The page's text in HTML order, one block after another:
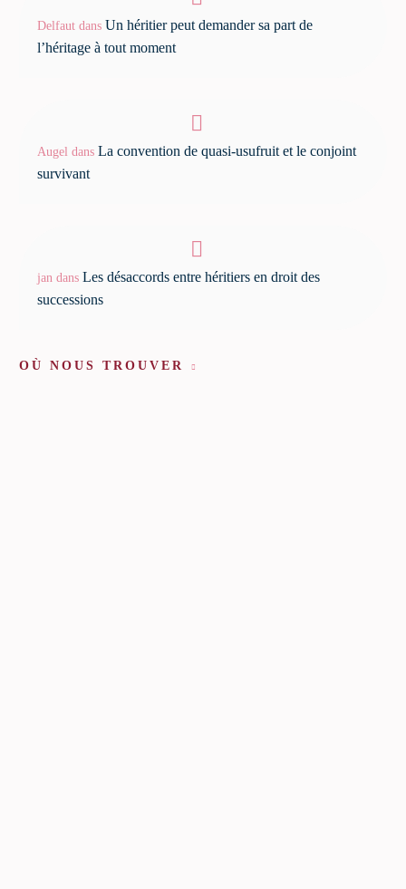
Delfaut dans Un héritier peut demander sa part de
l’héritage à tout moment
Augel dans La convention de quasi-usufruit et le conjoint
survivant
jan dans Les désaccords entre héritiers en droit des
successions
OÙ NOUS TROUVER